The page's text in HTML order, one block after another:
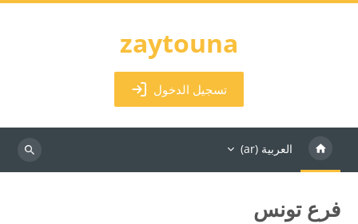
zaytouna
تسجيل الدخول
العربية ‎(ar)‎
البحث
فرع تونس